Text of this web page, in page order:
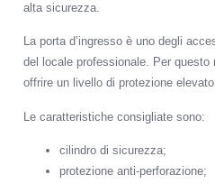
alta sicurezza.
La porta d’ingresso è uno degli
del locale professionale. Per
offrire un livello di protezione
Le caratteristiche consigliate sono:
cilindro di sicurezza;
protezione anti-perforazione;